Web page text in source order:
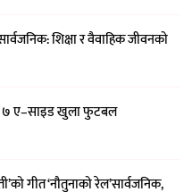
शिक्षा र वैवाहिक जीवनको
७ ए–साइड खुला फुटबल
गीत ‘नौतुनाको रेल’सार्वजनिक,